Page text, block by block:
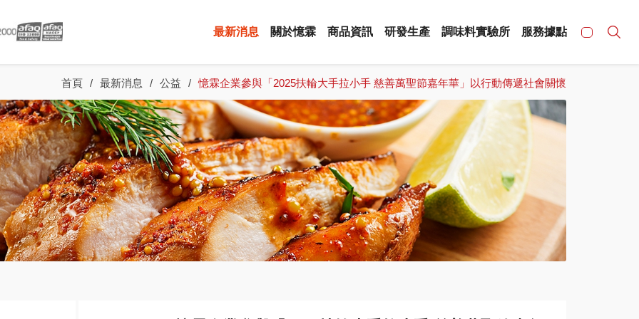
最新消息 關於憶霖 商品資訊
全部商品 元氣一番沙拉醬 家用台系調味醬 快易廚 8佳醬 家用日系調味料 本廚房
研發生產 調味料實驗所 服務據點
首頁 最新消息 公益 憶霖企業參與「2025扶輪大手拉小手 慈善萬聖節嘉年華」以行動傳遞社會關懷